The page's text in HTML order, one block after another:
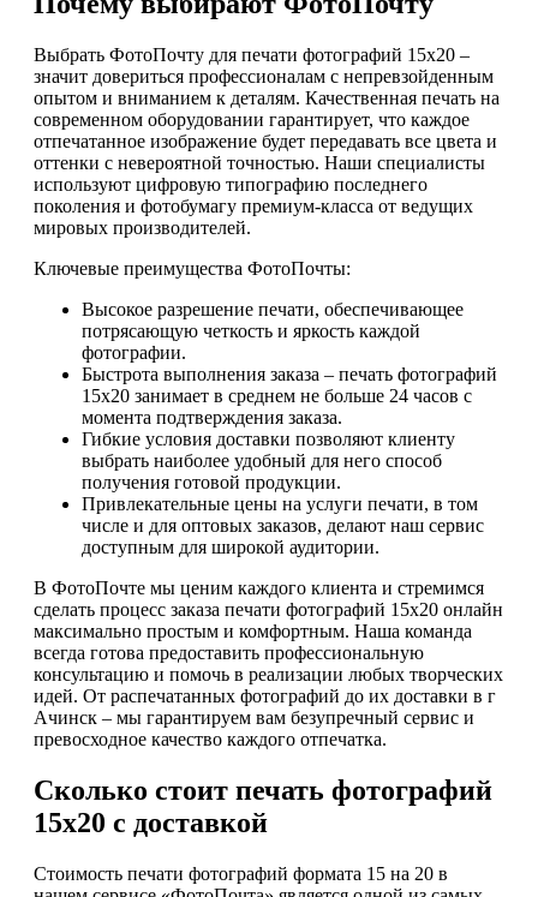
Выбрать ФотоПочту для печати фотографий 15х20 –
значит довериться профессионалам с непревзойденным
опытом и вниманием к деталям. Качественная печать на
современном оборудовании гарантирует, что каждое
отпечатанное изображение будет передавать все цвета и
оттенки с невероятной точностью. Наши специалисты
используют цифровую типографию последнего
поколения и фотобумагу премиум-класса от ведущих
мировых производителей.
Ключевые преимущества ФотоПочты:
Высокое разрешение печати, обеспечивающее
потрясающую четкость и яркость каждой
фотографии.
Быстрота выполнения заказа – печать фотографий
15х20 занимает в среднем не больше 24 часов с
момента подтверждения заказа.
Гибкие условия доставки позволяют клиенту
выбрать наиболее удобный для него способ
получения готовой продукции.
Привлекательные цены на услуги печати, в том
числе и для оптовых заказов, делают наш сервис
доступным для широкой аудитории.
В ФотоПочте мы ценим каждого клиента и стремимся
сделать процесс заказа печати фотографий 15х20 онлайн
максимально простым и комфортным. Наша команда
всегда готова предоставить профессиональную
консультацию и помочь в реализации любых творческих
идей. От распечатанных фотографий до их доставки в г
Ачинск – мы гарантируем вам безупречный сервис и
превосходное качество каждого отпечатка.
Сколько стоит печать фотографий
15х20 с доставкой
Стоимость печати фотографий формата 15 на 20 в